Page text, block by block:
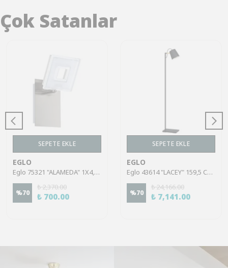
Çok Satanlar
SEPETE EKLE
EGLO
Eglo 75321 "ALAMEDA" 1X4,5W Çelik Nikel Mat Sıva Üstü Spot
%70
₺ 2,370.00
₺ 700.00
SEPETE EKLE
EGLO
Eglo 43614 "LACEY" 159,5 Cm Yüksekliğinde Çelik, Ahşap Köşe Lambası Lambader
%70
₺ 24,166.00
₺ 7,141.00